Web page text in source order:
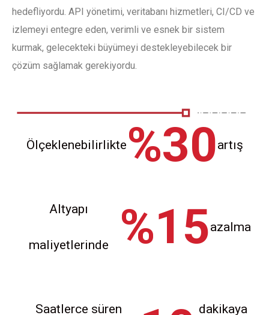
hedefliyordu. API yönetimi, veritabanı hizmetleri, CI/CD ve
izlemeyi entegre eden, verimli ve esnek bir sistem
kurmak, gelecekteki büyümeyi destekleyebilecek bir
çözüm sağlamak gerekiyordu.
Ölçeklenebilirlikte %30artış
Altyapı
maliyetlerinde %15azalma
Saatlerce süren dakikaya